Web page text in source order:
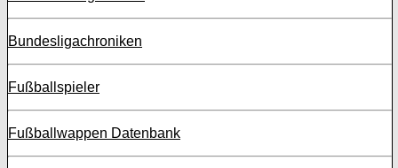
Bundesligachroniken
Fußballspieler
Fußballwappen Datenbank